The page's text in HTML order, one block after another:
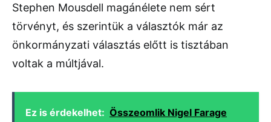
Stephen Mousdell magánélete nem sért
törvényt, és szerintük a választók már az
önkormányzati választás előtt is tisztában
voltak a múltjával.
Ez is érdekelhet: Összeomlik Nigel Farage